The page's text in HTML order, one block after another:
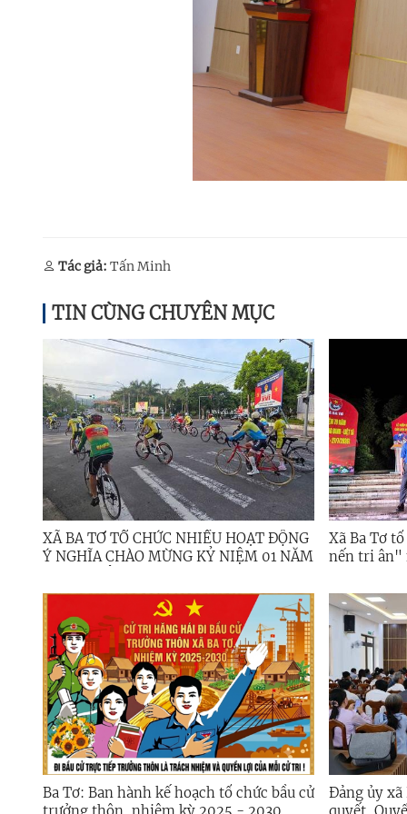
Tác giả: Tấn Minh
TIN CÙNG CHUYÊN MỤC
XÃ BA TƠ TỔ CHỨC NHIỀU HOẠT ĐỘNG
Ý NGHĨA CHÀO MỪNG KỶ NIỆM 01 NĂM
Xã Ba Tơ
nến tri ân"
Ba Tơ: Ban hành kế hoạch tổ chức bầu cử
Đảng ủy xã